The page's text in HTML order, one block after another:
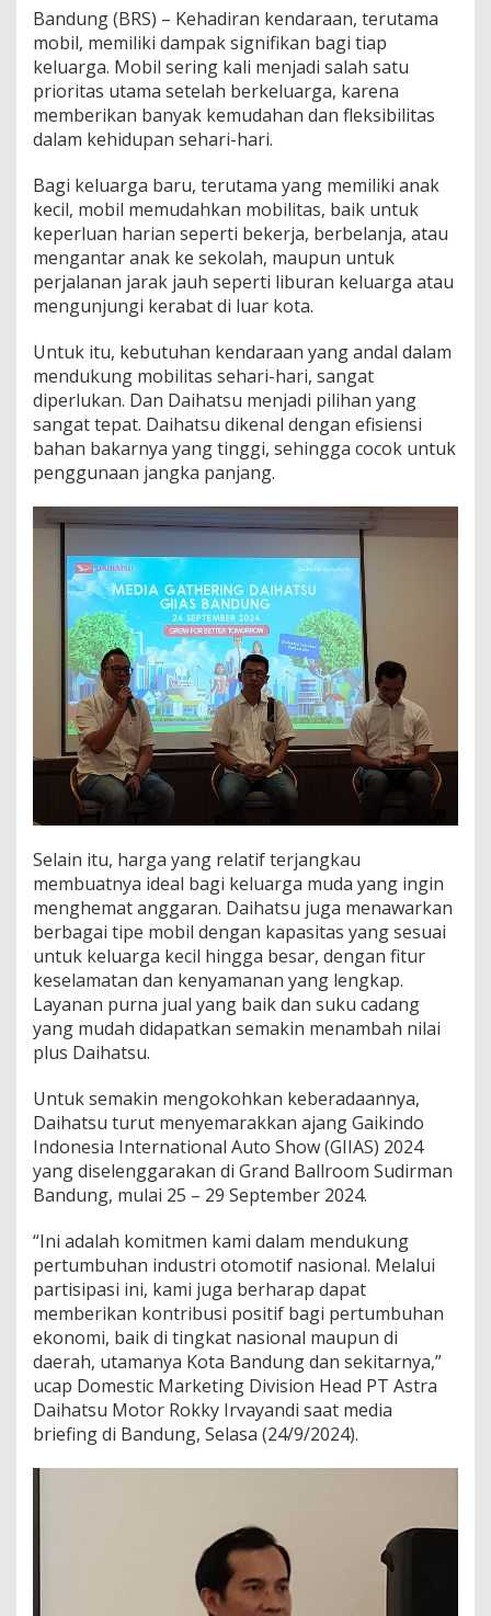
Bandung (BRS) – Kehadiran kendaraan, terutama
mobil, memiliki dampak signifikan bagi tiap
keluarga. Mobil sering kali menjadi salah satu
prioritas utama setelah berkeluarga, karena
memberikan banyak kemudahan dan fleksibilitas
dalam kehidupan sehari-hari.
Bagi keluarga baru, terutama yang memiliki anak
kecil, mobil memudahkan mobilitas, baik untuk
keperluan harian seperti bekerja, berbelanja, atau
mengantar anak ke sekolah, maupun untuk
perjalanan jarak jauh seperti liburan keluarga atau
mengunjungi kerabat di luar kota.
Untuk itu, kebutuhan kendaraan yang andal dalam
mendukung mobilitas sehari-hari, sangat
diperlukan. Dan Daihatsu menjadi pilihan yang
sangat tepat. Daihatsu dikenal dengan efisiensi
bahan bakarnya yang tinggi, sehingga cocok untuk
penggunaan jangka panjang.
Selain itu, harga yang relatif terjangkau
membuatnya ideal bagi keluarga muda yang ingin
menghemat anggaran. Daihatsu juga menawarkan
berbagai tipe mobil dengan kapasitas yang sesuai
untuk keluarga kecil hingga besar, dengan fitur
keselamatan dan kenyamanan yang lengkap.
Layanan purna jual yang baik dan suku cadang
yang mudah didapatkan semakin menambah nilai
plus Daihatsu.
Untuk semakin mengokohkan keberadaannya,
Daihatsu turut menyemarakkan ajang Gaikindo
Indonesia International Auto Show (GIIAS) 2024
yang diselenggarakan di Grand Ballroom Sudirman
Bandung, mulai 25 – 29 September 2024.
“Ini adalah komitmen kami dalam mendukung
pertumbuhan industri otomotif nasional. Melalui
partisipasi ini, kami juga berharap dapat
memberikan kontribusi positif bagi pertumbuhan
ekonomi, baik di tingkat nasional maupun di
daerah, utamanya Kota Bandung dan sekitarnya,”
ucap Domestic Marketing Division Head PT Astra
Daihatsu Motor Rokky Irvayandi saat media
briefing di Bandung, Selasa (24/9/2024).